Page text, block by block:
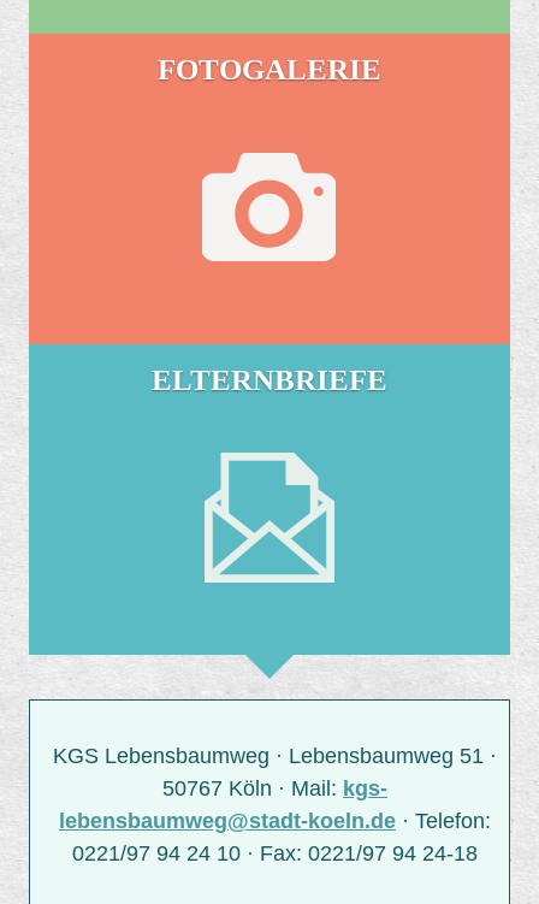
FOTOGALERIE
ELTERNBRIEFE
KGS Lebensbaumweg · Lebensbaumweg 51 ·
50767 Köln · Mail: kgs-
lebensbaumweg@stadt-koeln.de· Telefon:
0221/97 94 24 10 · Fax: 0221/97 94 24-18